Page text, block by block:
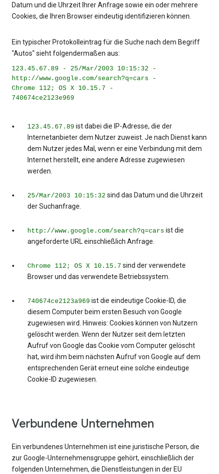
Datum und die Uhrzeit Ihrer Anfrage sowie ein oder mehrere
Cookies, die Ihren Browser eindeutig identifizieren können.
Ein typischer Protokolleintrag für die Suche nach dem Begriff
"Autos" sieht folgendermaßen aus:
123.45.67.89 - 25/Mar/2003 10:15:32 -
http://www.google.com/search?q=cars -
Chrome 112; OS X 10.15.7 -
740674ce2123e969
123.45.67.89 ist dabei die IP-Adresse, die der
Internetanbieter dem Nutzer zuweist. Je nach Dienst kann
dem Nutzer jedes Mal, wenn er eine Verbindung mit dem
Internet herstellt, eine andere Adresse zugewiesen
werden.
25/Mar/2003 10:15:32 sind das Datum und die Uhrzeit
der Suchanfrage.
http://www.google.com/search?q=cars ist die
angeforderte URL einschließlich Anfrage.
Chrome 112; OS X 10.15.7 sind der verwendete
Browser und das verwendete Betriebssystem.
740674ce2123a969 ist die eindeutige Cookie-ID, die
diesem Computer beim ersten Besuch von Google
zugewiesen wird. Hinweis: Cookies können von Nutzern
gelöscht werden. Wenn der Nutzer seit dem letzten
Aufruf von Google das Cookie vom Computer gelöscht
hat, wird ihm beim nächsten Aufruf von Google auf dem
entsprechenden Gerät erneut eine solche eindeutige
Cookie-ID zugewiesen.
Verbundene Unternehmen
Ein verbundenes Unternehmen ist eine juristische Person, die
zur Google-Unternehmensgruppe gehört, einschließlich der
folgenden Unternehmen, die Dienstleistungen in der EU